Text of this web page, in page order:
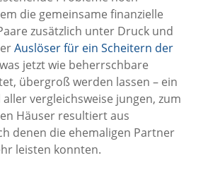
die gemeinsame finanzielle
zusätzlich unter Druck und
Auslöser für ein Scheitern der
jetzt wie beherrschbare
übergroß werden lassen – ein
vergleichsweise jungen, zum
Häuser resultiert aus
denen die ehemaligen Partner
leisten konnten.